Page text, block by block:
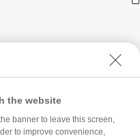
the website
banner to leave this screen,
to improve convenience,